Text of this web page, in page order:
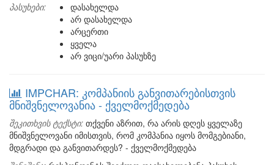
პასუხები:
დასახელდა
არ დასახელდა
არცერთი
ყველა
არ ვიცი/უარი პასუხზე
IMPCHAR: კომპანიის განვითარებისთვის
მნიშვნელოვანია - ქველმოქმედება
შეკითხვის ტექსტი: თქვენი აზრით, რა არის დღეს ყველაზე
მნიშვნელოვანი იმისთვის, რომ კომპანია იყოს მომგებიანი,
მდგრადი და განვითარდეს? - ქველმოქმედება